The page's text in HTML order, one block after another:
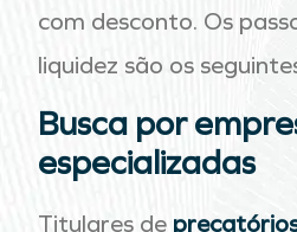
com desconto. Os
liquidez são os
Busca por
especializadas
Titulares de